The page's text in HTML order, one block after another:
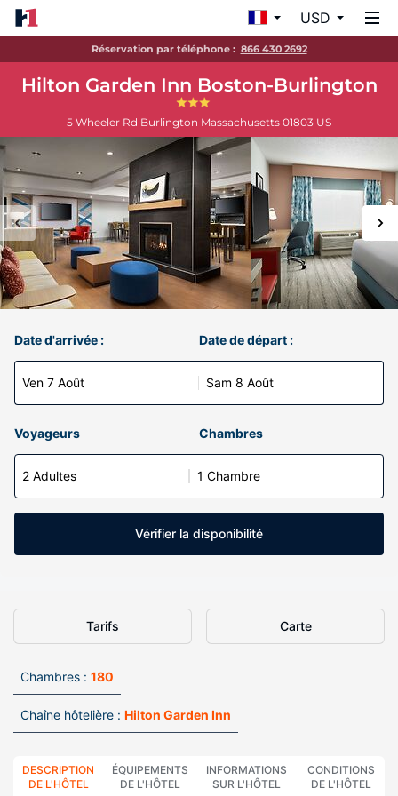
USD
Réservation par téléphone : 866 430 2692
Hilton Garden Inn Boston-Burlington
5 Wheeler Rd Burlington Massachusetts 01803 US
Date d'arrivée :
Ven 7 Août
Date de départ :
Sam 8 Août
Voyageurs Chambres
2 Adultes 1 Chambre
Vérifier la disponibilité
Tarifs Carte
Chambres : 180
Chaîne hôtelière : Hilton Garden Inn
DESCRIPTION
DE L'HÔTEL
ÉQUIPEMENTS
DE L'HÔTEL
INFORMATIONS
SUR L'HÔTEL
CONDITIONS
DE L'HÔTEL